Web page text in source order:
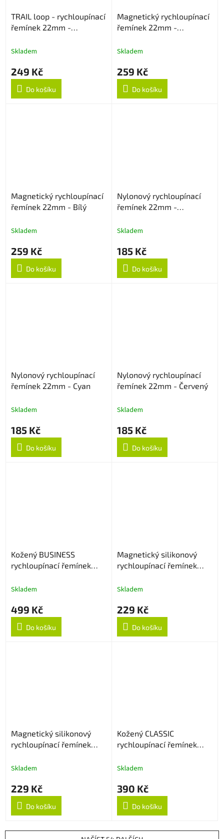
TRAIL loop - rychloupínací
řemínek 22mm -
Skladem
249 Kč
Do košíku
Magnetický rychloupínací
řemínek 22mm -
Skladem
259 Kč
Do košíku
Magnetický rychloupínací
řemínek 22mm - Bílý
Skladem
259 Kč
Do košíku
Nylonový rychloupínací
řemínek 22mm -
Skladem
185 Kč
Do košíku
Nylonový rychloupínací
řemínek 22mm - Cyan
Skladem
185 Kč
Do košíku
Nylonový rychloupínací
řemínek 22mm - Červený
Skladem
185 Kč
Do košíku
Kožený BUSINESS
rychloupínací řemínek
Skladem
499 Kč
Do košíku
Magnetický silikonový
rychloupínací řemínek
Skladem
229 Kč
Do košíku
Magnetický silikonový
rychloupínací řemínek
Skladem
229 Kč
Do košíku
Kožený CLASSIC
rychloupínací řemínek
Skladem
390 Kč
Do košíku